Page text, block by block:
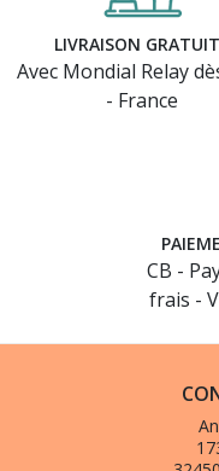
LIVRAISON
Avec Mondial Relay
- France
CB -
frais -